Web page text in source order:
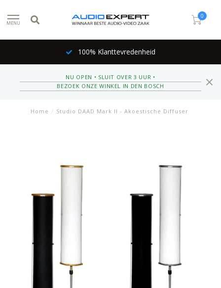
MENU
0
100% Klanttevredenheid
NU OPEN • SLUIT OVER 3 UUR •
BEZOEK ONZE WINKEL IN DEN BOSCH
Home / Studio DAAD Mark II - Akoestische Diffuser